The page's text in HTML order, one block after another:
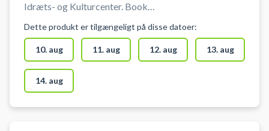
Idræts- og Kulturcenter. Book
indendørs fodbold (uden bander),
floorball (hockey), badminton
eller fri leg.
Dette produkt er tilgængeligt på disse datoer:
10. aug 11. aug 12. aug 13. aug
14. aug